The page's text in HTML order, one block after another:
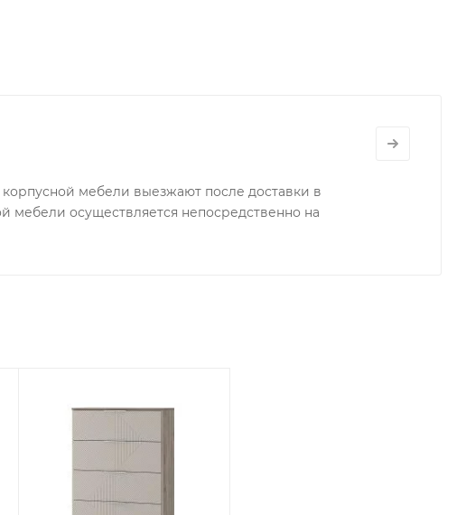
мебели выезжают после доставки в
мебели осуществляется непосредственно на